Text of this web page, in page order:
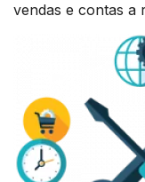
vendas e contas a